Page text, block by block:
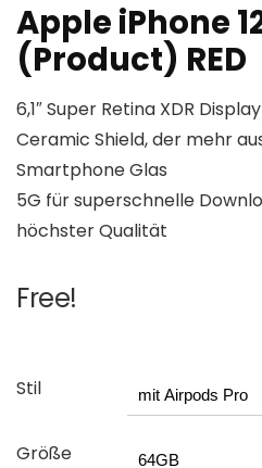
Apple iPhone
(Product) RED
6,1″ Super Retina XDR
Ceramic Shield, der mehr
Smartphone Glas
5G für superschnelle
höchster Qualität
Free!
Stil
Größe